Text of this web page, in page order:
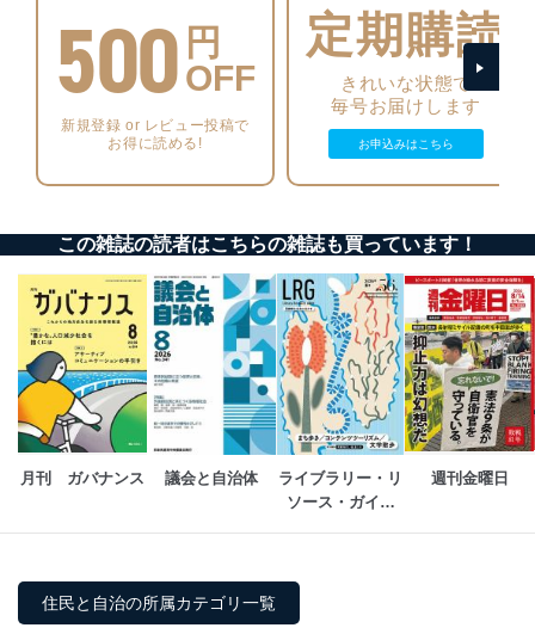
ーザーアカウント制御）により、個人情報データ
ベース等を取り扱う情報システムを使用する従業
者を識別・認証しています。
個人データを取り扱う機器等のオペレーティング
システムを最新の状態に保持しています。
個人データを取り扱う機器等にセキュリティ対策
メール等により個人データの含まれるファイルを
送信する場合に、当該ファイルへのパスワードを
設定しています。
個人情報保護マネジメントシステムの継続的改善
当社は、内部監査及びマネジメントレビューの機会を通
じて、個人情報保護マネジメントシステムを継続的に改
善し、常に最良の状態を維持します。
ステムに関するご相談及び苦情については以下までご連
絡ください。
適切、かつ迅速に対応させていただきます。
500 円
OFF
新規登録 or レビュー投稿で
お得に読める!
定期購読
きれいな状態で
毎号お届けします
お申込みはこちら
この雑誌の読者はこちらの雑誌も買っています！
月刊　ガバナンス 議会と自治体
ライブラリー・リ
ソース・ガイド
週刊金曜日
住民と自治の所属カテゴリ一覧